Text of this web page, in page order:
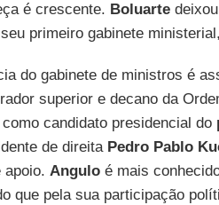
é crescente. Boluartedeixou
primeiro gabinete
do gabinete de ministros é
superior e decano da
candidato presidencial do
de direita Pedro Pablo
apoio. Anguloé mais
que pela sua participação